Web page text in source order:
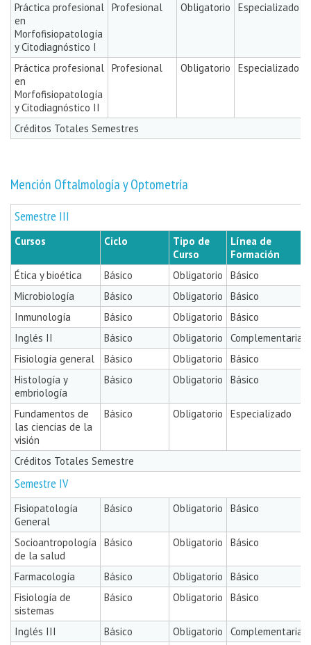
Práctica profesional
en
Morfofisiopatología
y Citodiagnóstico I
Profesional Obligatorio Especializado
Práctica profesional
en
Morfofisiopatología
y Citodiagnóstico II
Profesional Obligatorio Especializado
Créditos Totales Semestres
Mención Oftalmología y Optometría
Semestre III
Cursos Ciclo
Tipo de
Curso
Línea de
Formación
Ética y bioética Básico Obligatorio Básico
Microbiología
Básico Obligatorio Básico
Inmunología
Básico Obligatorio Básico
Inglés II
Básico Obligatorio Complementaria
Fisiología general
Básico Obligatorio Básico
Histología y
embriología
Básico Obligatorio Básico
Fundamentos de
las ciencias de la
visión
Básico Obligatorio Especializado
Créditos Totales Semestre
Semestre IV
Fisiopatología
General
Básico Obligatorio Básico
Socioantropología
de la salud
Básico Obligatorio Básico
Farmacología Básico Obligatorio Básico
Fisiología de
sistemas
Básico Obligatorio Básico
Inglés III Básico Obligatorio Complementaria